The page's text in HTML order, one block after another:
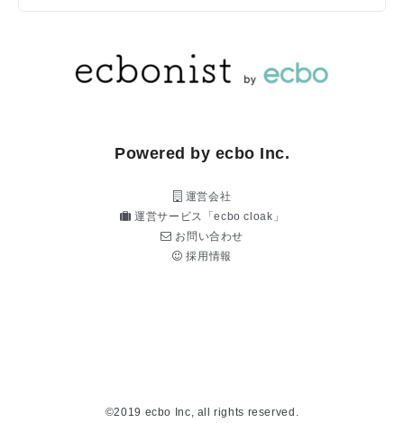
Powered by ecbo Inc.
運営会社
運営サービス「ecbo cloak」
お問い合わせ
採用情報
©2019 ecbo Inc, all rights reserved.